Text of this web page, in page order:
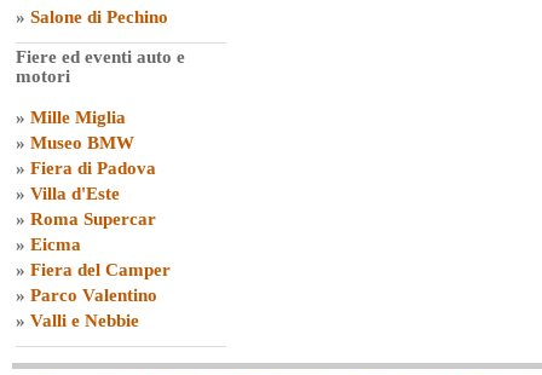
» Salone di Pechino
Fiere ed eventi auto e
motori
» Mille Miglia
» Museo BMW
» Fiera di Padova
» Villa d'Este
» Roma Supercar
» Eicma
» Fiera del Camper
» Parco Valentino
» Valli e Nebbie